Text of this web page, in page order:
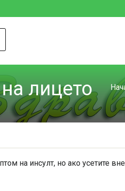
лицето
на инсулт, но ако усетите